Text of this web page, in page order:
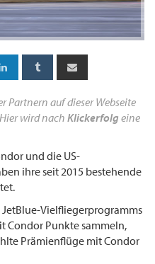
Partnern auf dieser Webseite
wird nachKlickerfolg eine
und die US-
ihre seit 2015 bestehende
Vielfliegerprogramms
Condor Punkte sammeln,
Prämienflüge mit Condor